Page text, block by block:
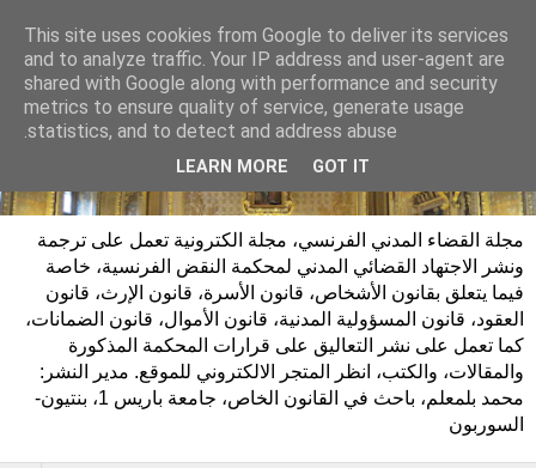
مجلة القضاء المدني الفرنسي، مجلة الكترونية تعمل على ترجمة
ونشر الاجتهاد القضائي المدني لمحكمة النقض الفرنسية، خاصة
فيما يتعلق بقانون الأشخاص، قانون الأسرة، قانون الإرث، قانون
العقود، قانون المسؤولية المدنية، قانون الأموال، قانون الضمانات،
كما تعمل على نشر التعاليق على قرارات المحكمة المذكورة
والمقالات، والكتب، انظر المتجر الالكتروني للموقع. مدير النشر:
محمد بلمعلم، باحث في القانون الخاص، جامعة باريس 1، بنتيون-
السوربون
This site uses cookies from Google to deliver its services
and to analyze traffic. Your IP address and user-agent are
shared with Google along with performance and security
metrics to ensure quality of service, generate usage
statistics, and to detect and address abuse.
LEARN MORE GOT IT